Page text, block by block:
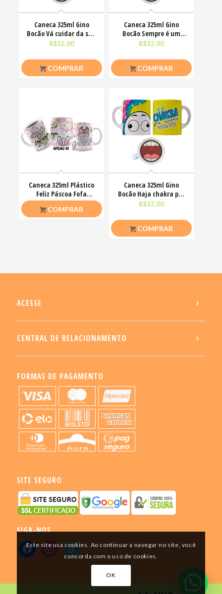
Caneca 325ml Gino
Bocão Vá cuidar da sua
vidinha Engraçadas
R$32,00
COMPRAR
Caneca 325ml Gino
Bocão Sempre é um
bom dia pra me deixar
R$32,00
COMPRAR
Caneca 325ml Plástico
Feliz Páscoa Fofa
Coelhinhos Mimos
COMPRAR
Caneca 325ml Gino
Bocão Haja chakra pra
alinha nessa vida
R$32,00
COMPRAR
ACESSE
CENTRAL DE RELACIONAMENTO
FORMAS DE PAGAMENTO
SITE SEGURO
SIGA-NOS
Este site usa cookies. Ao continuar a navegar no site, você
concorda com o uso de cookies.
OK